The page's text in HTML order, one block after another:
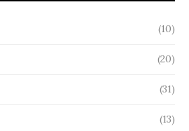
(10)
(20)
(31)
(13)